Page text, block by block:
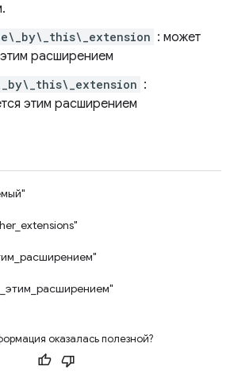
: может
расширением
:
этим расширением
оказалась полезной?